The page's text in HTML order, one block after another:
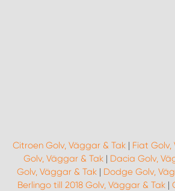
Citroen Golv, Väggar & Tak | Fiat Golv,
Golv, Väggar & Tak| Dacia Golv,
Golv, Väggar & Tak | Dodge Golv,
Berlingo till 2018 Golv, Väggar & Tak|